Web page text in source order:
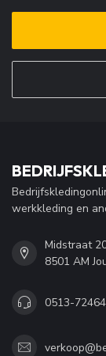
werkkleding en
Midstraat
8501 AM
0513-